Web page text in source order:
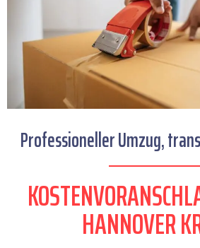
Professioneller Umzug,
HANNOVER